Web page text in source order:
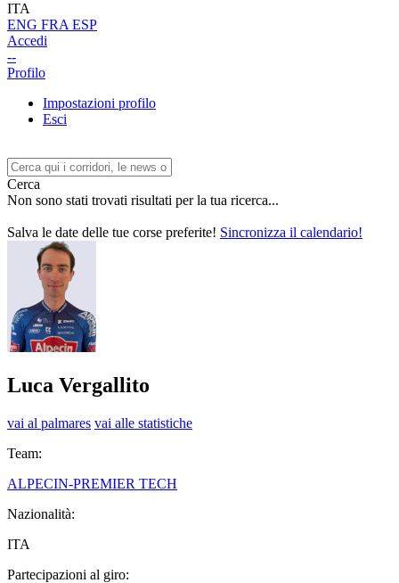
ITA
ENG FRA ESP
Accedi
--
Profilo
Impostazioni profilo
Esci
Cerca
Non sono stati trovati risultati per la tua ricerca...
Salva le date delle tue corse preferite! Sincronizza il calendario!
Luca Vergallito
vai al palmares vai alle statistiche
Team:
ALPECIN-PREMIER TECH
Nazionalità:
ITA
Partecipazioni al giro: